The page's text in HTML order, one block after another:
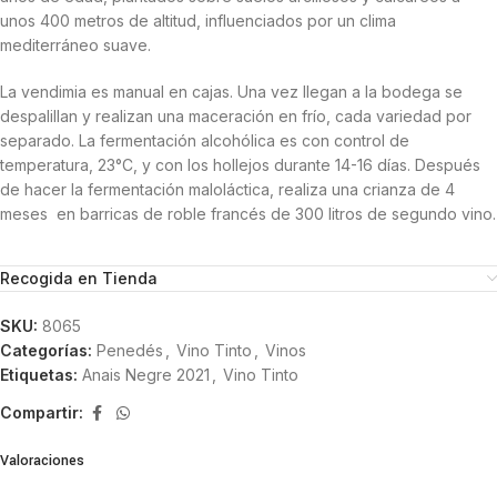
unos 400 metros de altitud, influenciados por un clima
mediterráneo suave.
La vendimia es manual en cajas. Una vez llegan a la bodega se
despalillan y realizan una maceración en frío, cada variedad por
separado. La fermentación alcohólica es con control de
temperatura, 23°C, y con los hollejos durante 14-16 días. Después
de hacer la fermentación maloláctica, realiza una crianza de 4
meses en barricas de roble francés de 300 litros de segundo vino.
Recogida en Tienda
SKU: 8065
Categorías: Penedés Vino Tinto
Vinos
Etiquetas: Anais Negre 2021 Vino Tinto
Compartir:
Valoraciones